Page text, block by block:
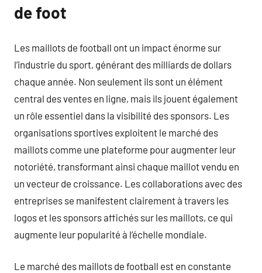
de foot
Les maillots de football ont un impact énorme sur
l’industrie du sport, générant des milliards de dollars
chaque année. Non seulement ils sont un élément
central des ventes en ligne, mais ils jouent également
un rôle essentiel dans la visibilité des sponsors. Les
organisations sportives exploitent le marché des
maillots comme une plateforme pour augmenter leur
notoriété, transformant ainsi chaque maillot vendu en
un vecteur de croissance. Les collaborations avec des
entreprises se manifestent clairement à travers les
logos et les sponsors affichés sur les maillots, ce qui
augmente leur popularité à l’échelle mondiale.
Le marché des maillots de football est en constante